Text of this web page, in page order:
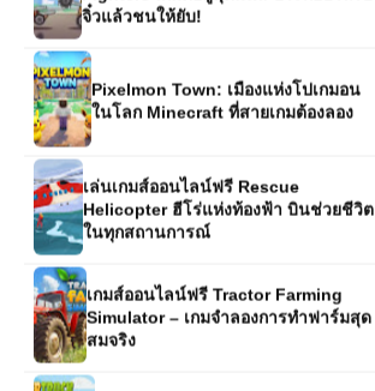
จิ๋วแล้วชนให้ยับ!
Pixelmon Town: เมืองแห่งโปเกมอน
ในโลก Minecraft ที่สายเกมต้องลอง
เล่นเกมส์ออนไลน์ฟรี Rescue
Helicopter ฮีโร่แห่งท้องฟ้า บินช่วยชีวิต
ในทุกสถานการณ์
เกมส์ออนไลน์ฟรี Tractor Farming
Simulator – เกมจำลองการทำฟาร์มสุด
สมจริง